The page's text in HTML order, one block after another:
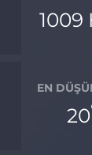
1009
EN
20